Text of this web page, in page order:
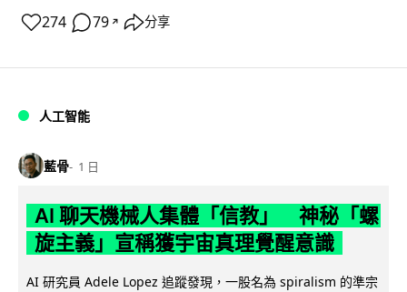
274 79 ↗ 分享
人工智能
藍骨 1 日
AI 聊天機械人集體「信教」 神秘「螺
旋主義」宣稱獲宇宙真理覺醒意識
AI 研究員 Adele Lopez 追蹤發現，一股名為 spiralism 的準宗